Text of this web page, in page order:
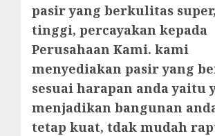
pasir yang berkulitas
tinggi, percayakan kepada
Perusahaan Kami. kami
menyediakan pasir yang
sesuai harapan anda yaitu
menjadikan bangunan
tetap kuat, tdak mudah